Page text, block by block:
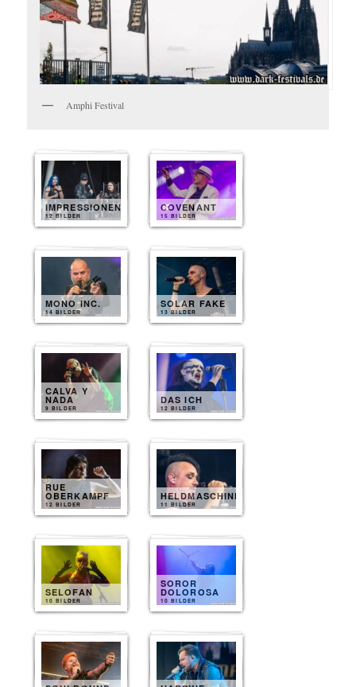
Amphi Festival
IMPRESSIONEN
12 BILDER
COVENANT
15 BILDER
MONO INC.
14 BILDER
SOLAR FAKE
13 BILDER
CALVA Y
NADA
9 BILDER
DAS ICH
12 BILDER
RUE
OBERKAMPF
12 BILDER
HELDMASCHINE
11 BILDER
SELOFAN
10 BILDER
SOROR
DOLOROSA
10 BILDER